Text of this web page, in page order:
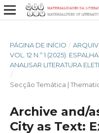
PÁGINA DE INÍCIO /
VOL. 12 N.º 1 (2025):
ANALISAR LITERATURA
/
Secção Temática |
Archive and/
City as Text: